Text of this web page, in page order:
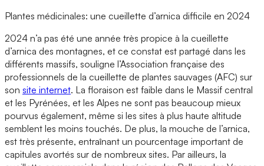
Plantes médicinales: une cueillette d’arnica difficile en 2024
2024 n’a pas été une année très propice à la cueillette
d’arnica des montagnes, et ce constat est partagé dans les
différents massifs, souligne l’Association française des
professionnels de la cueillette de plantes sauvages (AFC) sur
son site internet. La floraison est faible dans le Massif central
et les Pyrénées, et les Alpes ne sont pas beaucoup mieux
pourvus également, même si les sites à plus haute altitude
semblent les moins touchés. De plus, la mouche de l’arnica,
est très présente, entraînant un pourcentage important de
capitules avortés sur de nombreux sites. Par ailleurs, la